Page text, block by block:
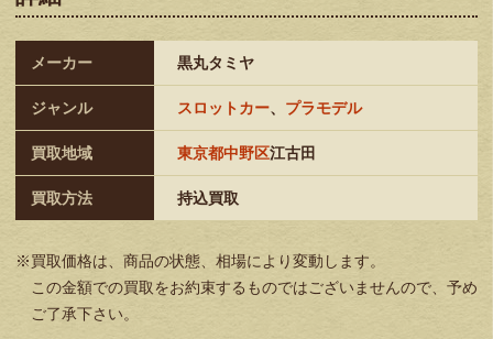
メーカー 黒丸タミヤ
ジャンル スロットカー、 プラモデル
買取地域 東京都中野区江古田
買取方法 持込買取
※買取価格は、商品の状態、相場により変動します。
この金額での買取をお約束するものではございませんので、予め
ご了承下さい。